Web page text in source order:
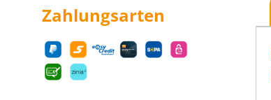
Zahlungsarten